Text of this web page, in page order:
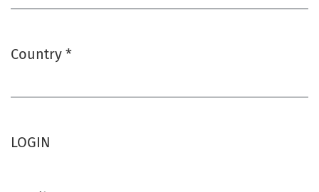
Country *
LOGIN